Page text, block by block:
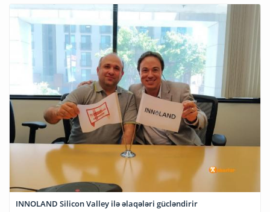
INNOLAND Silicon Valley ilə əlaqələri gücləndirir